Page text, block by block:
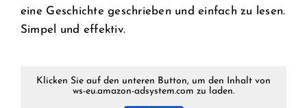
eine Geschichte geschrieben und einfach zu lesen.
Simpel und effektiv.
Klicken Sie auf den unteren Button, um den Inhalt von
ws-eu.amazon-adsystem.com zu laden.